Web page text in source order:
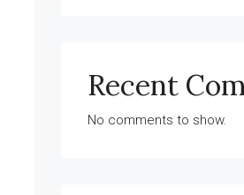
Recent
No comments to show.